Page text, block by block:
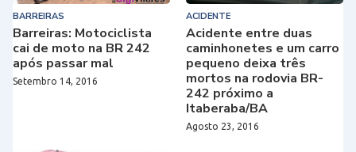
BARREIRAS
Barreiras: Motociclista
cai de moto na BR 242
após passar mal
Setembro 14, 2016
ACIDENTE
Acidente entre duas
caminhonetes e um carro
pequeno deixa três
mortos na rodovia BR-
242 próximo a
Itaberaba/BA
Agosto 23, 2016